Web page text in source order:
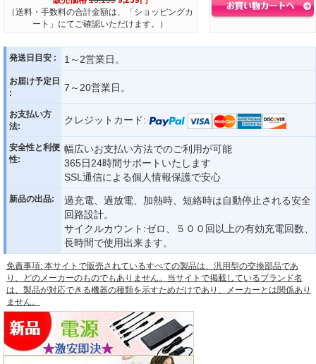
（送料・手数料の合計金額は、「ショッピングカ
ート」にてご確認いただけます。）
発送日目安 : 1～2営業日。
お届け予定日
:
7～20営業日。
お支払い方
法:
クレジットカード:
安全性と利便
性:
幅広いお支払い方法でのご利用が可能
365日24時間サポートいたします
SSL通信による個人情報保護で安心
新品の出品:
過充電、過放電、加熱時、短絡時は自動停止される安全
回路設計。
サイクルカウント:ゼロ、５００回以上の有効充電回数、
長時間で使用出来ます。
免責事項: 本サイトで販売されているすべての製品は、汎用型の交換部品であ
り、どのメーカーのものでもありません。当サイトで掲載しているブランド名
は、製品が対応できる機器の種類を示すためだけであり、メーカーとは関係あり
ません。